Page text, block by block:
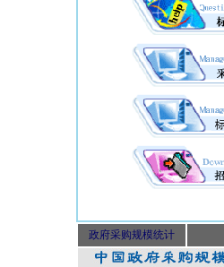
政府采购规模统计
山东招标股份有限公司